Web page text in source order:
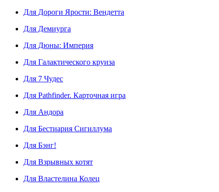
Для Дороги Ярости: Вендетта
Для Демиурга
Для Дюны: Империя
Для Галактического круиза
Для 7 Чудес
Для Pathfinder. Карточная игра
Для Андора
Для Бестиария Сигиллума
Для Бэнг!
Для Взрывных котят
Для Властелина Колец